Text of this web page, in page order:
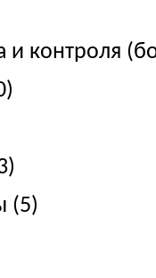
и контроля
(5)